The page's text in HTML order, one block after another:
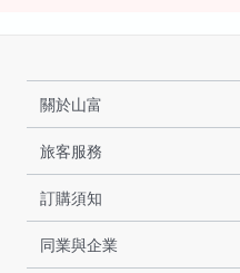
關於山富
旅客服務
訂購須知
同業與企業